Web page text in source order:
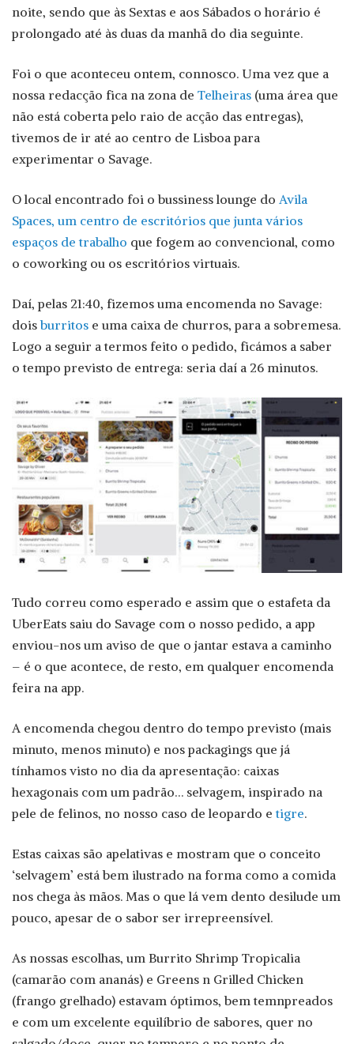
noite, sendo que às Sextas e aos Sábados o horário é
prolongado até às duas da manhã do dia seguinte.
Foi o que aconteceu ontem, connosco. Uma vez que a
nossa redacção fica na zona de Telheiras (uma área que
não está coberta pelo raio de acção das entregas),
tivemos de ir até ao centro de Lisboa para
experimentar o Savage.
O local encontrado foi o bussiness lounge do Avila
Spaces, um centro de escritórios que junta vários
espaços de trabalho que fogem ao convencional, como
o coworking ou os escritórios virtuais.
Daí, pelas 21:40, fizemos uma encomenda no Savage:
doisburritos e uma caixa de churros, para a sobremesa.
Logo a seguir a termos feito o pedido, ficámos a saber
o tempo previsto de entrega: seria daí a 26 minutos.
Tudo correu como esperado e assim que o estafeta da
UberEats saiu do Savage com o nosso pedido, a app
enviou-nos um aviso de que o jantar estava a caminho
– é o que acontece, de resto, em qualquer encomenda
feira na app.
A encomenda chegou dentro do tempo previsto (mais
minuto, menos minuto) e nos packagings que já
tínhamos visto no dia da apresentação: caixas
hexagonais com um padrão… selvagem, inspirado na
pele de felinos, no nosso caso de leopardo etigre.
Estas caixas são apelativas e mostram que o conceito
‘selvagem’ está bem ilustrado na forma como a comida
nos chega às mãos. Mas o que lá vem dento desilude um
pouco, apesar de o sabor ser irrepreensível.
As nossas escolhas, um Burrito Shrimp Tropicalia
(camarão com ananás) e Greens n Grilled Chicken
(frango grelhado) estavam óptimos, bem temnpreados
e com um excelente equilíbrio de sabores, quer no